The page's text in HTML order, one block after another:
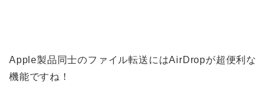
Apple製品同士のファイル転送にはAirDropが超便利な
機能ですね！